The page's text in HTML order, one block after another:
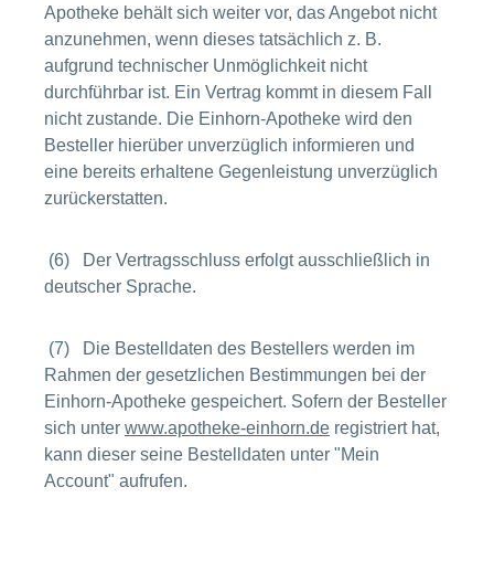
Apotheke behält sich weiter vor, das Angebot nicht
anzunehmen, wenn dieses tatsächlich z. B.
aufgrund technischer Unmöglichkeit nicht
durchführbar ist. Ein Vertrag kommt in diesem Fall
nicht zustande. Die Einhorn-Apotheke wird den
Besteller hierüber unverzüglich informieren und
eine bereits erhaltene Gegenleistung unverzüglich
zurückerstatten.
(6) Der Vertragsschluss erfolgt ausschließlich in
deutscher Sprache.
(7) Die Bestelldaten des Bestellers werden im
Rahmen der gesetzlichen Bestimmungen bei der
Einhorn-Apotheke gespeichert. Sofern der Besteller
sich unter www.apotheke-einhorn.de registriert hat,
kann dieser seine Bestelldaten unter "Mein
Account" aufrufen.